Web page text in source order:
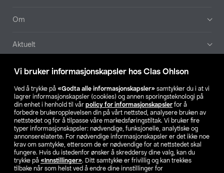
Vi bruker informasjonskapsler hos Clas Ohlson
Ved å trykke på «Godta alle informasjonskapsler» samtykker du i at vi
lagrer informasjonskapsler (cookies) og annen sporingsteknologi på
din enhet i henhold til vår policy for informasjonskapsler for å
forbedre brukeropplevelsen din på vårt nettsted, analysere bruken av
nettstedet og for å tilpasse våre markedsføringstiltak. Vi bruker fire
typer informasjonskapsler: nødvendige, funksjonelle, analytiske og
annonserelaterte. For nødvendige informasjonskapsler er det ikke noe
krav om samtykke, ettersom de er nødvendige for at nettstedet skal
fungere. Hvis du istedenfor ønsker å skreddersy dine valg, kan du
trykke på «Innstillinger». Ditt samtykke er frivillig og kan trekkes
tilbake når som helst ved å endre dine innstillinger for
Om
Aktuelt
Våre selskaper
Finn din butikk
SE NO FI